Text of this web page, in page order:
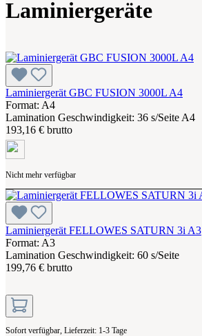
Laminiergeräte
Laminiergerät GBC FUSION 3000L A4
Format: A4
Lamination Geschwindigkeit: 36 s/Seite A4
193,16 € brutto
Nicht mehr verfügbar
Laminiergerät FELLOWES SATURN 3i A3
Format: A3
Lamination Geschwindigkeit: 60 s/Seite
199,76 € brutto
Sofort verfügbar, Lieferzeit: 1-3 Tage